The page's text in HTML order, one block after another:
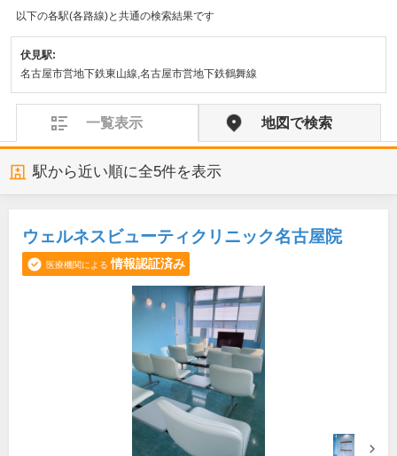
以下の各駅(各路線)と共通の検索結果です
伏見駅:
名古屋市営地下鉄東山線,名古屋市営地下鉄鶴舞線
一覧表示 地図で検索
駅から近い順に全5件を表示
ウェルネスビューティクリニック名古屋院
医療機関による 情報認証済み